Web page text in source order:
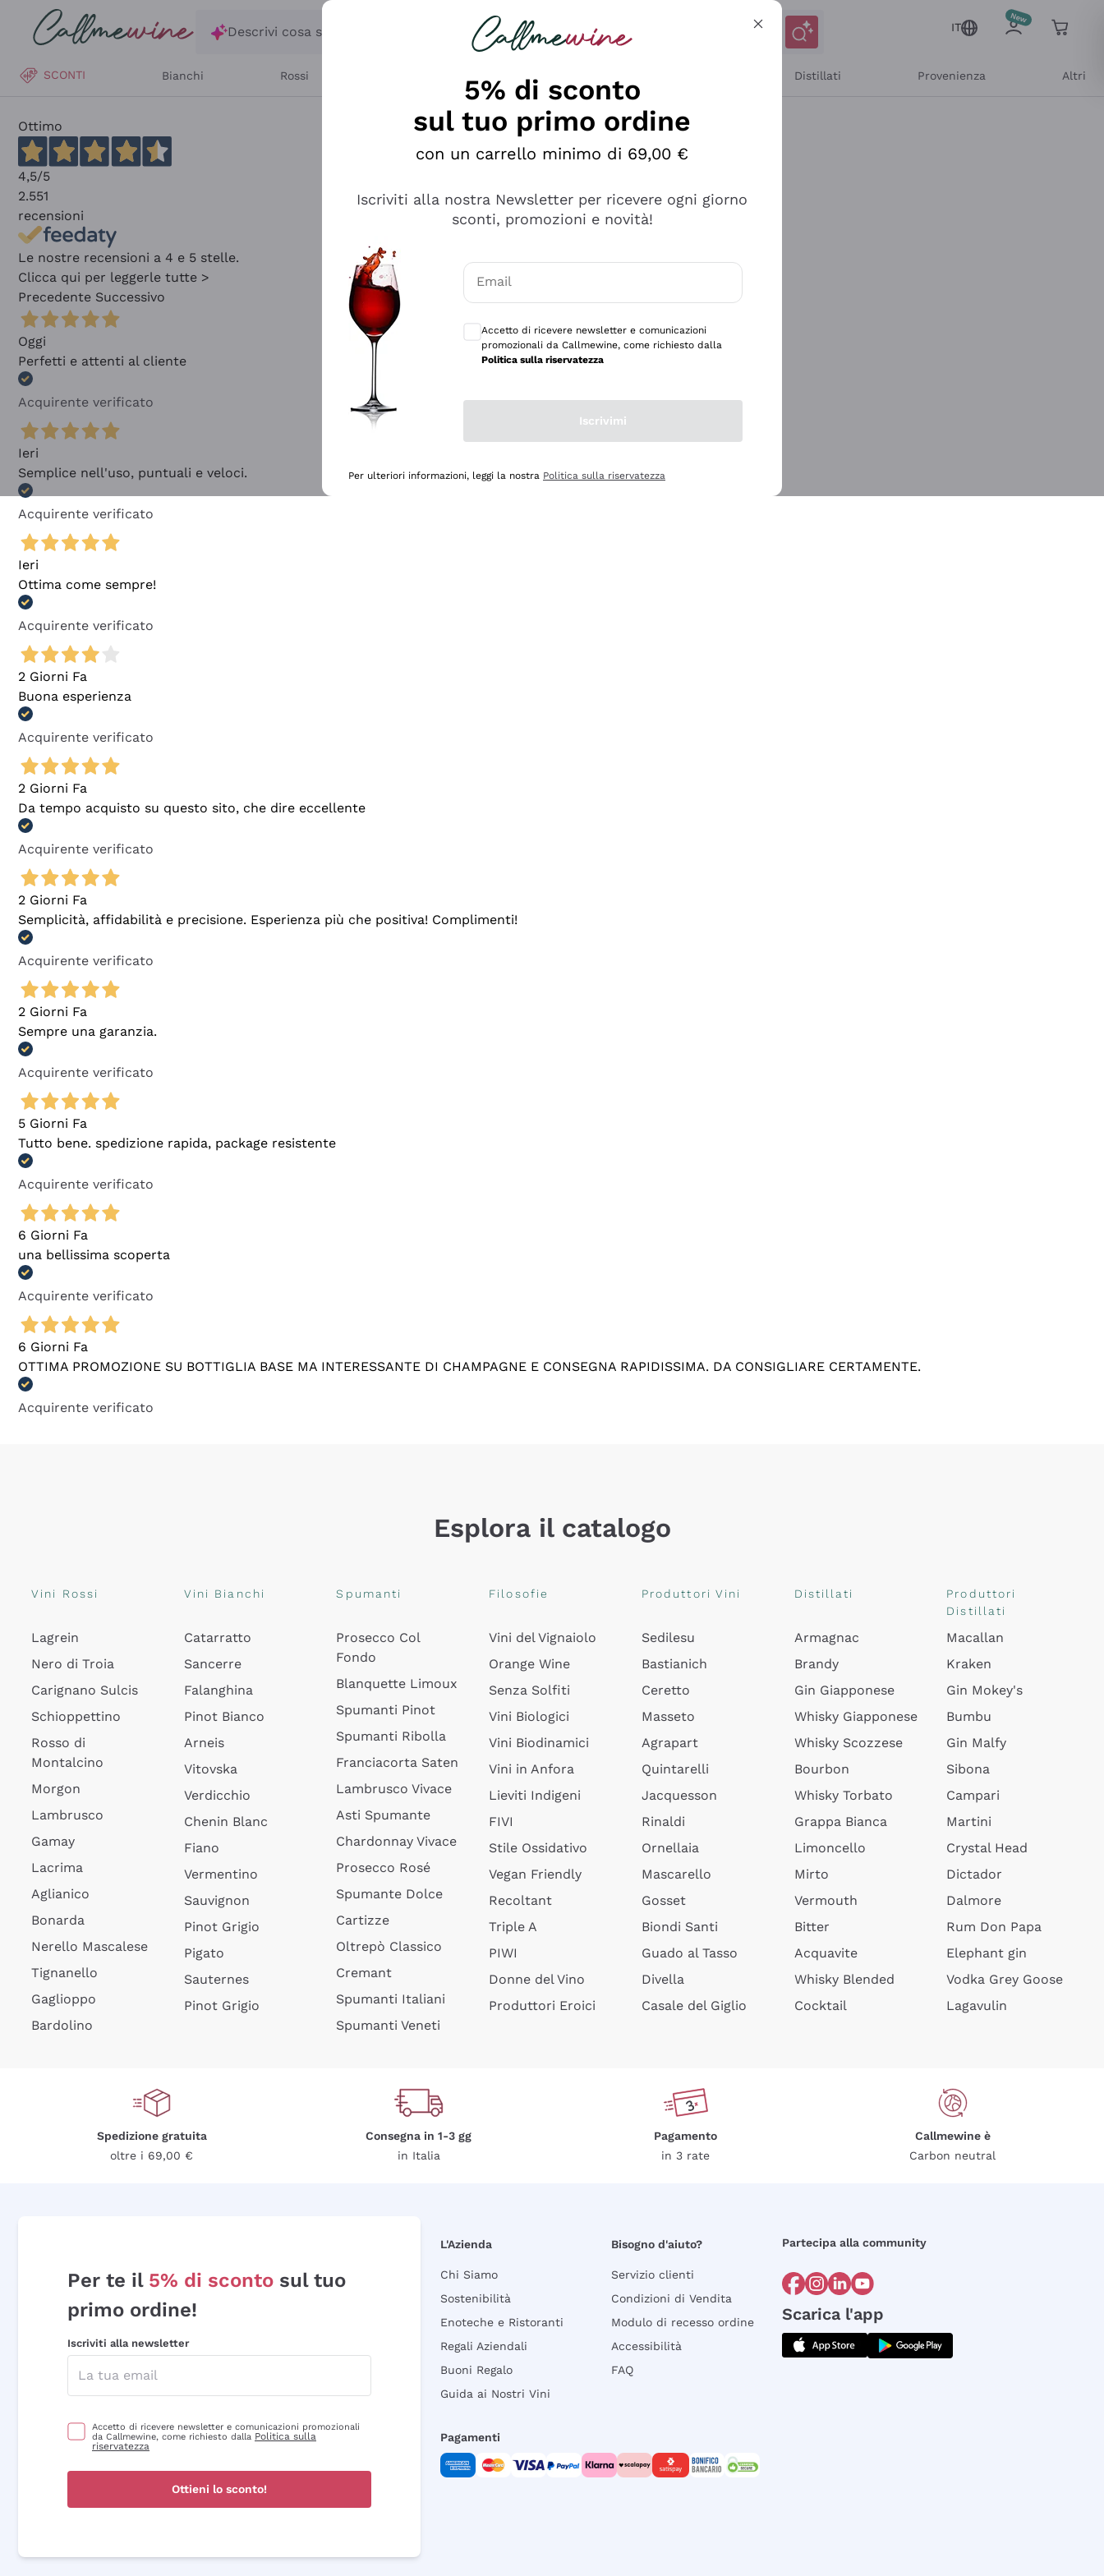
Salta al contenuto principale
Descrivi cosa stai cercando
IT
SCONTI Bianchi Rossi Distillati Provenienza Altri
Ottimo
4,5/5
2.551
recensioni
Le nostre recensioni a 4 e 5 stelle.
Clicca qui per leggerle tutte >
Precedente Successivo
Oggi
Perfetti e attenti al cliente
Acquirente verificato
Ieri
Semplice nell'uso, puntuali e veloci.
Acquirente verificato
Ieri
Ottima come sempre!
Acquirente verificato
2 Giorni Fa
Buona esperienza
Acquirente verificato
2 Giorni Fa
Da tempo acquisto su questo sito, che dire eccellente
Acquirente verificato
2 Giorni Fa
Semplicità, affidabilità e precisione. Esperienza più che positiva! Complimenti!
Acquirente verificato
2 Giorni Fa
Sempre una garanzia.
Acquirente verificato
5 Giorni Fa
Tutto bene. spedizione rapida, package resistente
Acquirente verificato
6 Giorni Fa
una bellissima scoperta
Acquirente verificato
6 Giorni Fa
OTTIMA PROMOZIONE SU BOTTIGLIA BASE MA INTERESSANTE DI CHAMPAGNE E CONSEGNA RAPIDISSIMA. DA CONSIGLIARE CERTAMENTE.
Acquirente verificato
Esplora il catalogo
Vini Rossi
Lagrein
Nero di Troia
Carignano Sulcis
Schioppettino
Rosso di
Montalcino
Morgon
Lambrusco
Gamay
Lacrima
Aglianico
Bonarda
Nerello Mascalese
Tignanello
Gaglioppo
Bardolino
Vini Bianchi
Catarratto
Sancerre
Falanghina
Pinot Bianco
Arneis
Vitovska
Verdicchio
Chenin Blanc
Fiano
Vermentino
Sauvignon
Pinot Grigio
Pigato
Sauternes
Pinot Grigio
Spumanti
Prosecco Col
Fondo
Blanquette Limoux
Spumanti Pinot
Spumanti Ribolla
Franciacorta Saten
Lambrusco Vivace
Asti Spumante
Chardonnay Vivace
Prosecco Rosé
Spumante Dolce
Cartizze
Oltrepò Classico
Cremant
Spumanti Italiani
Spumanti Veneti
Filosofie
Vini del Vignaiolo
Orange Wine
Senza Solfiti
Vini Biologici
Vini Biodinamici
Vini in Anfora
Lieviti Indigeni
FIVI
Stile Ossidativo
Vegan Friendly
Recoltant
Triple A
PIWI
Donne del Vino
Produttori Eroici
Produttori Vini
Sedilesu
Bastianich
Ceretto
Masseto
Agrapart
Quintarelli
Jacquesson
Rinaldi
Ornellaia
Mascarello
Gosset
Biondi Santi
Guado al Tasso
Divella
Casale del Giglio
Distillati
Armagnac
Brandy
Gin Giapponese
Whisky Giapponese
Whisky Scozzese
Bourbon
Whisky Torbato
Grappa Bianca
Limoncello
Mirto
Vermouth
Bitter
Acquavite
Whisky Blended
Cocktail
Produttori
Distillati
Macallan
Kraken
Gin Mokey's
Bumbu
Gin Malfy
Sibona
Campari
Martini
Crystal Head
Dictador
Dalmore
Rum Don Papa
Elephant gin
Vodka Grey Goose
Lagavulin
Spedizione gratuita
oltre i 69,00 €
Consegna in 1-3 gg
in Italia
Pagamento
in 3 rate
Callmewine è
Carbon neutral
Per te il 5% di sconto sul tuo
primo ordine!
Iscriviti alla newsletter
Accetto di ricevere newsletter e comunicazioni promozionali
da Callmewine, come richiesto dalla Politica sulla
riservatezza
Ottieni lo sconto!
L'Azienda
Chi Siamo
Sostenibilità
Enoteche e Ristoranti
Regali Aziendali
Buoni Regalo
Guida ai Nostri Vini
Bisogno d'aiuto?
Servizio clienti
Condizioni di Vendita
Modulo di recesso ordine
Accessibilità
FAQ
Partecipa alla community
Scarica l'app
Pagamenti
5% di sconto
sul tuo primo ordine
con un carrello minimo di 69,00 €
Iscriviti alla nostra Newsletter per ricevere ogni giorno
sconti, promozioni e novità!
Email
Accetto di ricevere newsletter e comunicazioni
promozionali da Callmewine, come richiesto dalla
Politica sulla riservatezza
Iscrivimi
Per ulteriori informazioni, leggi la nostra Politica sulla riservatezza